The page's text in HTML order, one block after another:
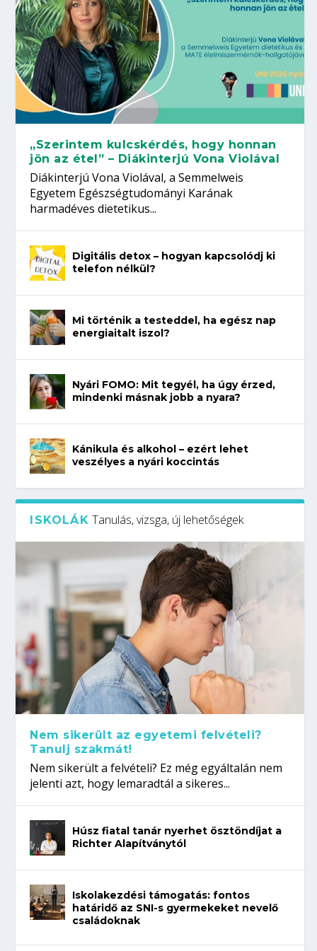
„Szerintem kulcskérdés, hogy honnan
jön az étel” – Diákinterjú Vona Violával
Diákinterjú Vona Violával, a Semmelweis
Egyetem Egészségtudományi Karának
harmadéves dietetikus...
Digitális detox – hogyan kapcsolódj ki
telefon nélkül?
Mi történik a testeddel, ha egész nap
energiaitalt iszol?
Nyári FOMO: Mit tegyél, ha úgy érzed,
mindenki másnak jobb a nyara?
Kánikula és alkohol – ezért lehet
veszélyes a nyári koccintás
ISKOLÁK Tanulás, vizsga, új lehetőségek
Nem sikerült az egyetemi felvételi?
Tanulj szakmát!
Nem sikerült a felvételi? Ez még egyáltalán nem
jelenti azt, hogy lemaradtál a sikeres...
Húsz fiatal tanár nyerhet ösztöndíjat a
Richter Alapítványtól
Iskolakezdési támogatás: fontos
határidő az SNI-s gyermekeket nevelő
családoknak